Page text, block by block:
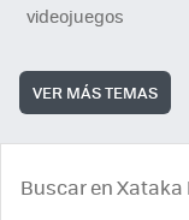
videojuegos
VER MÁS TEMAS